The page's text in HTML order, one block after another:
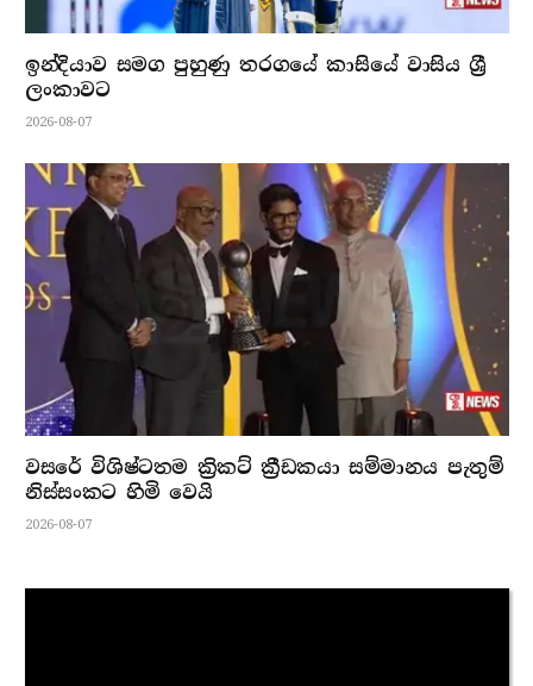
ඉන්දියාව සමග පුහුණු තරගයේ කාසියේ වාසිය ශ්‍රී
ලංකාවට
2026-08-07
වසරේ විශිෂ්ටතම ක්‍රිකට් ක්‍රීඩකයා සම්මානය පැතුම්
නිස්සංකට හිමි වෙයි
2026-08-07